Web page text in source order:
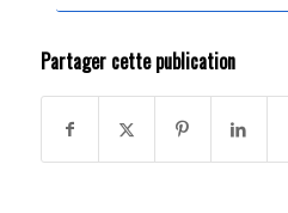
Partager cette publication